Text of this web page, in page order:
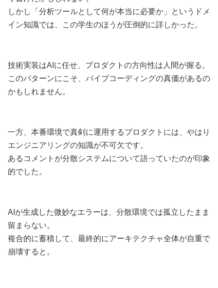
しかし「分析ツールとして何が本当に必要か」というドメ
イン知識では、この学生のほうが圧倒的に詳しかった。
技術実装はAIに任せ、プロダクトの方向性は人間が握る。
このパターンにこそ、バイブコーディングの真価があるの
かもしれません。
一方、本番環境で真剣に運用するプロダクトには、やはり
エンジニアリングの知識が不可欠です。
あるコメントが分散システムについて語っていたのが印象
的でした。
AIが生成した微妙なエラーは、分散環境では孤立したまま
留まらない。
複合的に蓄積して、最終的にアーキテクチャ全体が自重で
崩壊すると。